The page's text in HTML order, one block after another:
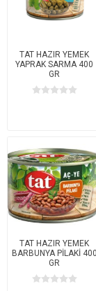
TAT HAZIR YEMEK
YAPRAK SARMA 400
GR
TAT HAZIR YEMEK
BARBUNYA PİLAKİ 400
GR